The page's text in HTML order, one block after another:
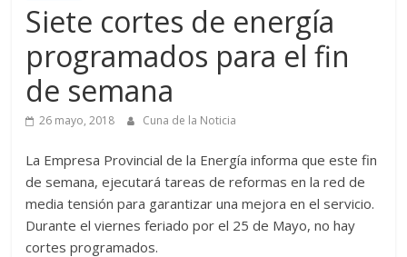
Siete cortes de energía
programados para el fin
de semana
26 mayo, 2018 Cuna de la Noticia
La Empresa Provincial de la Energía informa que este fin
de semana, ejecutará tareas de reformas en la red de
media tensión para garantizar una mejora en el servicio.
Durante el viernes feriado por el 25 de Mayo, no hay
cortes programados.